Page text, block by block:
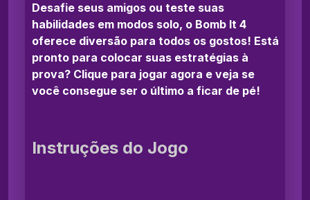
Desafie seus amigos ou teste suas
habilidades em modos solo, o Bomb It 4
oferece diversão para todos os gostos! Está
pronto para colocar suas estratégias à
prova? Clique para jogar agora e veja se
você consegue ser o último a ficar de pé!
Instruções do Jogo